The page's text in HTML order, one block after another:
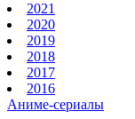
2021
2020
2019
2018
2017
2016
Аниме-сериалы